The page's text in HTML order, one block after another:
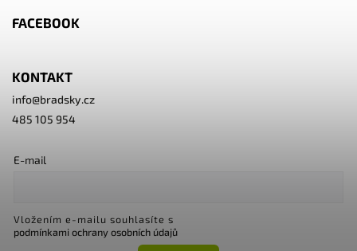
FACEBOOK
KONTAKT
info@bradsky.cz
485 105 954
E-mail
Vložením e-mailu souhlasíte s
podmínkami ochrany osobních údajů